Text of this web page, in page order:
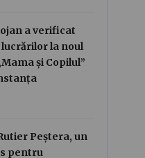
a verificat
la noul
și Copilul”
Peștera, un
pentru